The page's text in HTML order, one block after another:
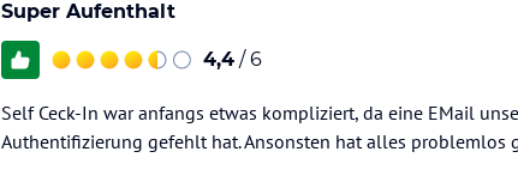
Super Aufenthalt
4,4 / 6
Self Ceck-In war anfangs etwas kompliziert, da eine EMail
Authentifizierung gefehlt hat. Ansonsten hat alles problemlos